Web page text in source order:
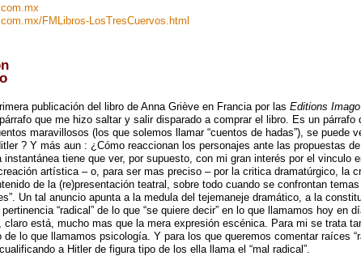
FMLibros-LosTresCuervos.html
publicación del libro de Anna Griève en Francia por las Editions Imago
que me hizo saltar y salir disparado a comprar el libro. Es un párrafo
maravillosos (los que solemos llamar “cuentos de hadas”), se puede
? Y más aun : ¿Cómo reaccionan los personajes ante las propuestas
instantánea tiene que ver, por supuesto, con mi gran interés por el vinculo
artística – o, para ser mas preciso – por la critica dramatúrgico, la
de la (re)presentación teatral, sobre todo cuando se confrontan
Un tal anuncio apunta a la medula del tejemaneje dramático, a la
“radical” de lo que “se quiere decir” en lo que llamamos hoy en
claro está, mucho mas que la mera expresión escénica. Para mi se trata
lo que llamamos psicología. Y para los que queremos comentar raíces
a Hitler de figura tipo de los ella llama el “mal radical”.